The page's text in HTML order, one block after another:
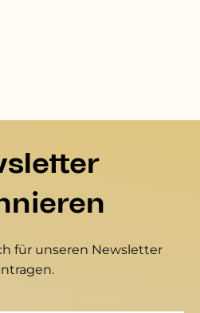
für unseren Newsletter